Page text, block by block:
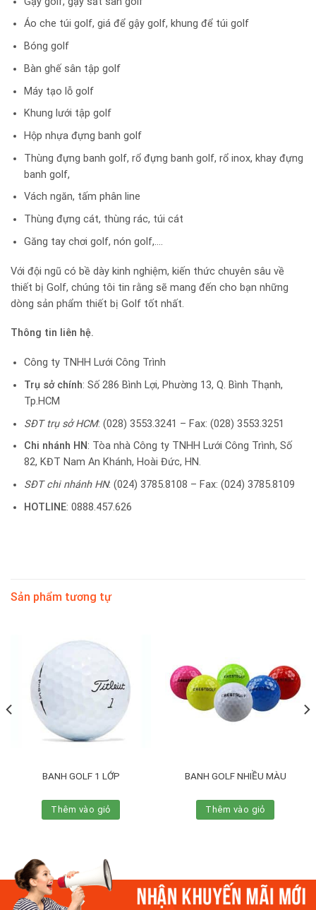
Áo che túi golf, giá để gậy golf, khung để túi golf
Bóng golf
Bàn ghế sân tập golf
Máy tạo lỗ golf
Khung lưới tập golf
Hộp nhựa đựng banh golf
Thùng đựng banh golf, rổ đựng banh golf, rổ inox, khay đựng
banh golf,
Vách ngăn, tấm phân line
Thùng đựng cát, thùng rác, túi cát
Găng tay chơi golf, nón golf,….
Với đội ngũ có bề dày kinh nghiệm, kiến thức chuyên sâu về
thiết bị Golf, chúng tôi tin rằng sẽ mang đến cho bạn những
dòng sản phẩm thiết bị Golf tốt nhất.
Thông tin liên hệ.
Công ty TNHH Lưới Công Trình
Trụ sở chính: Số 286 Bình Lợi, Phường 13, Q. Bình Thạnh,
Tp.HCM
SĐT trụ sở HCM: (028) 3553.3241 – Fax: (028) 3553.3251
Chi nhánh HN: Tòa nhà Công ty TNHH Lưới Công Trình, Số
82, KĐT Nam An Khánh, Hoài Đức, HN.
SĐT chi nhánh HN: (024) 3785.8108 – Fax: (024) 3785.8109
HOTLINE: 0888.457.626
Sản phẩm tương tự
BANH GOLF 1 LỚP
Thêm vào giỏ
BANH GOLF NHIỀU MÀU
Thêm vào giỏ